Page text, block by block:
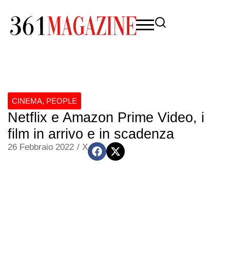
CINEMA, PEOPLE
Netflix e Amazon Prime Video, i
film in arrivo e in scadenza
26 Febbraio 2022 / X